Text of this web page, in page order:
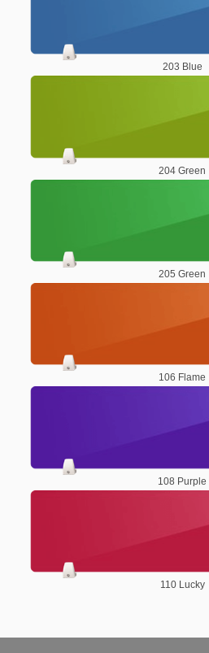
203 Blue
204 Green
205 Green
106 Flame
108 Purple
110 Lucky